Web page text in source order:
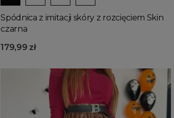
Spódnica z imitacji skóry z rozcięciem Skin
czarna
179,99 zł